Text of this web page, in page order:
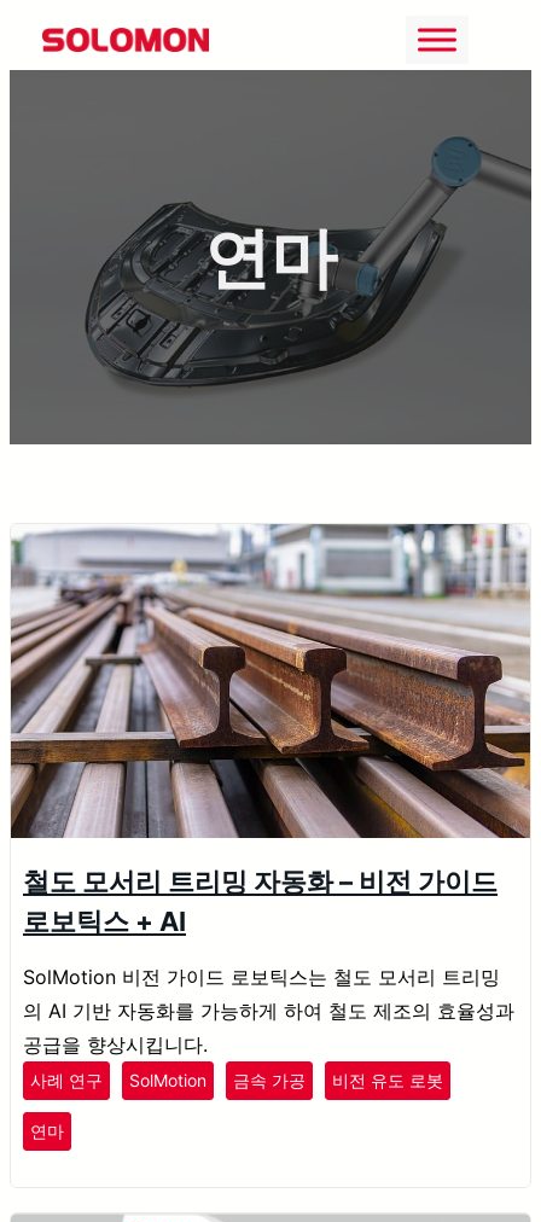
텐
연마
철도 모서리 트리밍 자동화 – 비전 가이드
로보틱스 + AI
SolMotion 비전 가이드 로보틱스는 철도 모서리 트리밍
의 AI 기반 자동화를 가능하게 하여 철도 제조의 효율성과
공급을 향상시킵니다.
사례 연구 SolMotion 금속 가공 비전 유도 로봇
연마